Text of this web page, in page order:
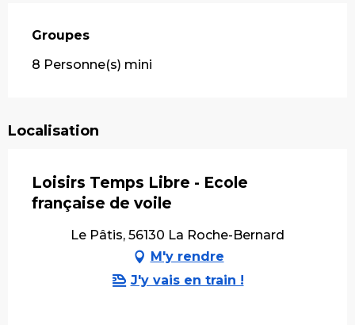
Groupes
Groupes
8 Personne(s) mini
Localisation
Loisirs Temps Libre - Ecole
française de voile
Le Pâtis, 56130 La Roche-Bernard
M'y rendre
J'y vais en train !